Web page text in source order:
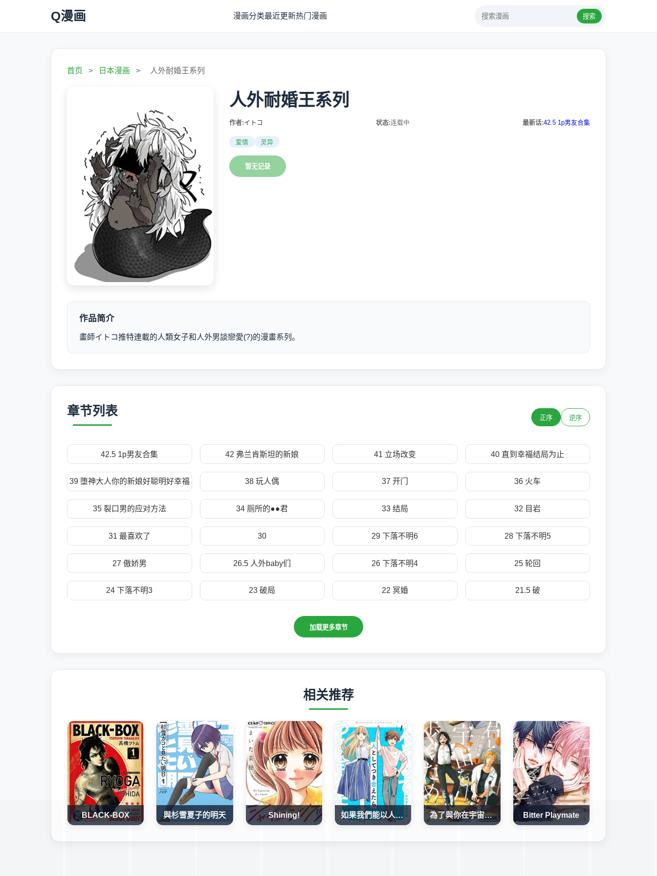
Q漫画 漫画分类最近更新热门漫画 搜索
首页 > 日本漫画 > 人外耐婚王系列
人外耐婚王系列
作者:イトコ 状态:连载中 最新话:42.5 1p男友合集
爱情 灵异
暂无记录
作品简介
畫師イトコ推特連載的人類女子和人外男談戀愛(?)的漫畫系列。
章节列表 正序 逆序
42.5 1p男友合集 42 弗兰肯斯坦的新娘 41 立场改变 40 直到幸福结局为止
39 堕神大人你的新娘好聪明好幸福 38 玩人偶 37 开门 36 火车
35 裂口男的应对方法 34 厕所的●●君 33 结局 32 目岩
31 最喜欢了 30 29 下落不明6 28 下落不明5
27 傲娇男 26.5 人外baby们 26 下落不明4 25 轮回
24 下落不明3 23 破局 22 冥婚 21.5 破
加载更多章节
相关推荐
BLACK-BOX 與杉雪夏子的明天 Shining! 如果我們能以人的身份相處 為了與你在宇宙行走 Bitter Playmate